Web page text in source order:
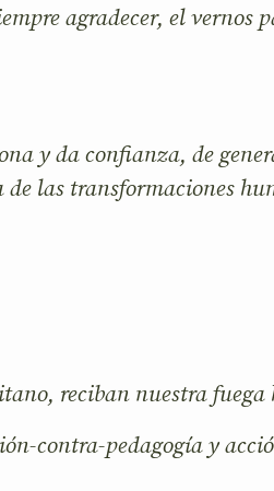
agradecer, el vernos
y da confianza, de
las transformaciones
reciban nuestra fuega
contra-pedagogía y